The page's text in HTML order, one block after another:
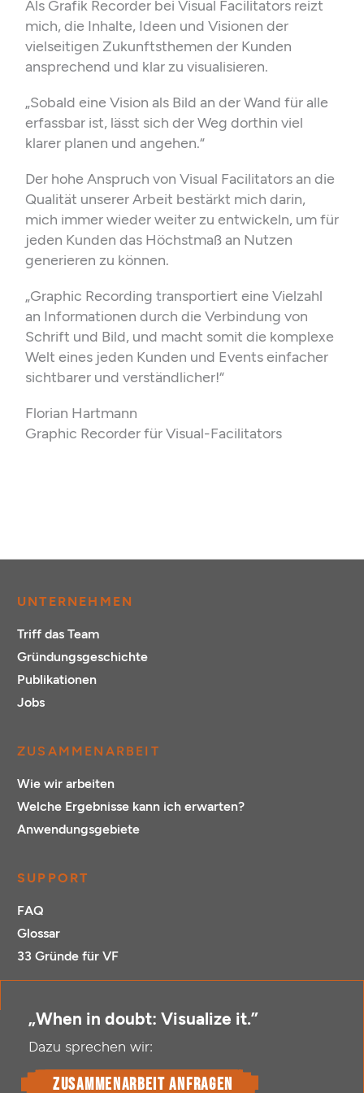
o
k
r
i
n
Als Grafik Recorder bei Visual Facilitators reizt
mich, die Inhalte, Ideen und Visionen der
vielseitigen Zukunftsthemen der Kunden
ansprechend und klar zu visualisieren.
„Sobald eine Vision als Bild an der Wand für alle
erfassbar ist, lässt sich der Weg dorthin viel
klarer planen und angehen.“
Der hohe Anspruch von Visual Facilitators an die
Qualität unserer Arbeit bestärkt mich darin,
mich immer wieder weiter zu entwickeln, um für
jeden Kunden das Höchstmaß an Nutzen
generieren zu können.
„Graphic Recording transportiert eine Vielzahl
an Informationen durch die Verbindung von
Schrift und Bild, und macht somit die komplexe
Welt eines jeden Kunden und Events einfacher
sichtbarer und verständlicher!“
Florian Hartmann
Graphic Recorder für Visual-Facilitators
UNTERNEHMEN
Triff das Team
Gründungsgeschichte
Publikationen
Jobs
ZUSAMMENARBEIT
Wie wir arbeiten
Welche Ergebnisse kann ich erwarten?
Anwendungsgebiete
SUPPORT
FAQ
Glossar
33 Gründe für VF
„When in doubt: Visualize it.”
Dazu sprechen wir:
Zusammenarbeit anfragen